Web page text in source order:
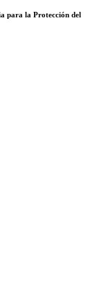
para la Protección del